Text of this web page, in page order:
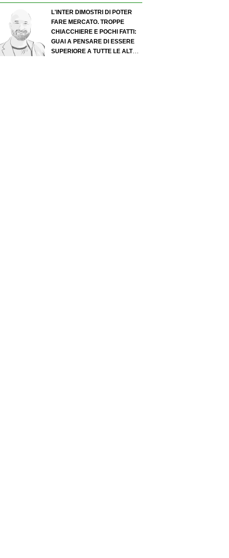
L'INTER DIMOSTRI DI POTER
FARE MERCATO. TROPPE
CHIACCHIERE E POCHI FATTI:
GUAI A PENSARE DI ESSERE
SUPERIORE A TUTTE LE ALTRE